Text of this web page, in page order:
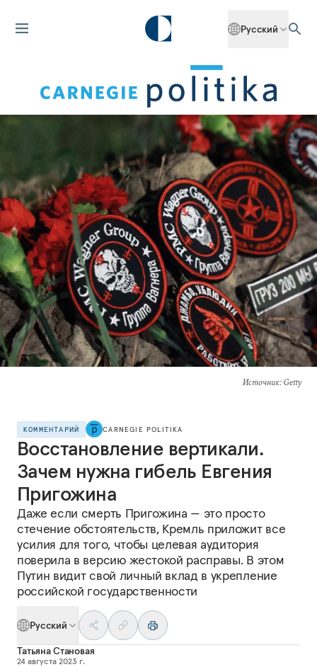
Русский
Источник: Getty
КОММЕНТАРИЙ CARNEGIE POLITIKA
Восстановление вертикали.
Зачем нужна гибель Евгения
Пригожина
Даже если смерть Пригожина — это просто
стечение обстоятельств, Кремль приложит все
усилия для того, чтобы целевая аудитория
поверила в версию жестокой расправы. В этом
Путин видит свой личный вклад в укрепление
российской государственности
Русский
Татьяна Становая
24 августа 2023 г.